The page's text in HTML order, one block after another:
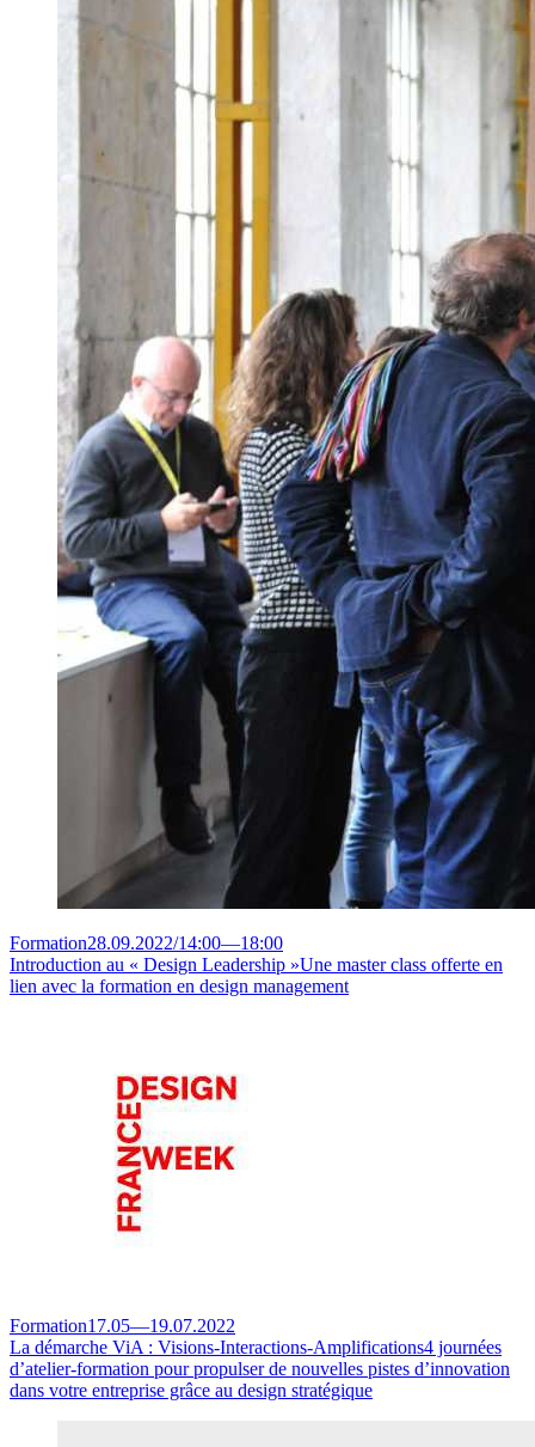
Formation28.09.2022/14:00—18:00
Introduction au « Design Leadership »Une master class offerte en
lien avec la formation en design management
Formation17.05—19.07.2022
La démarche ViA : Visions-Interactions-Amplifications4 journées
d’atelier-formation pour propulser de nouvelles pistes d’innovation
dans votre entreprise grâce au design stratégique